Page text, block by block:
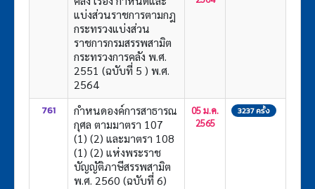
แบ่งส่วนราชการตามกฎ
กระทรวงแบ่งส่วน
ราชการกรมสรรพสามิต
กระทรวงการคลัง พ.ศ.
2551 (ฉบับที่ 5 ) พ.ศ.
2564
761
กำหนดองค์การสาธารณ
กุศล ตามมาตรา 107
(1) (2) และมาตรา 108
(1) (2) แห่งพระราช
บัญญัติภาษีสรรพสามิต
พ.ศ. 2560 (ฉบับที่ 6)
05 ม.ค.
2565
3237 ครั้ง